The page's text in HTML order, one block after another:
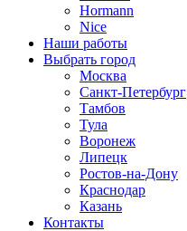
Hormann
Nice
Наши работы
Выбрать город
Москва
Санкт-Петербург
Тамбов
Тула
Воронеж
Липецк
Ростов-на-Дону
Краснодар
Казань
Контакты